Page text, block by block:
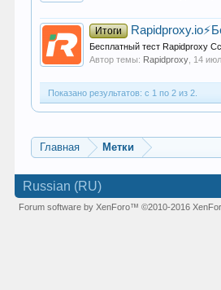
Итоги
Бесплатный тест Rapidproxy
Автор темы: Rapidproxy 14
Показано результатов: с 1 по 2 из 2.
Главная Метки
Russian (RU)
Forum software by XenForo™©2010-2016